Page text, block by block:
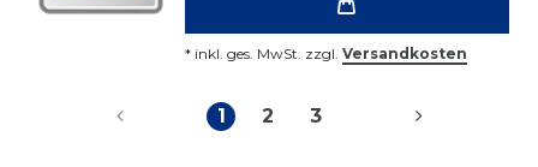
* inkl. ges. MwSt. zzgl. Versandkosten
1 2 3